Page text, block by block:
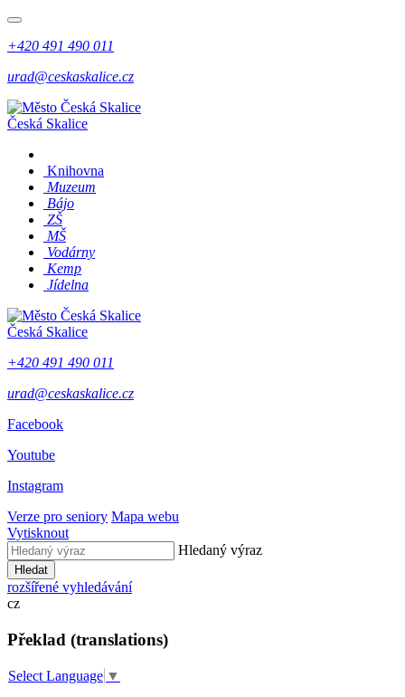
+420 491 490 011
urad@ceskaskalice.cz
Česká Skalice
Knihovna
Muzeum
Bájo
ZŠ
MŠ
Vodárny
Kemp
Jídelna
Česká Skalice
+420 491 490 011
urad@ceskaskalice.cz
Facebook
Youtube
Instagram
Verze pro seniory Mapa webu
Vytisknout
Hledaný výraz
Hledat
rozšířené vyhledávání
cz
Překlad (translations)
Select Language ▼